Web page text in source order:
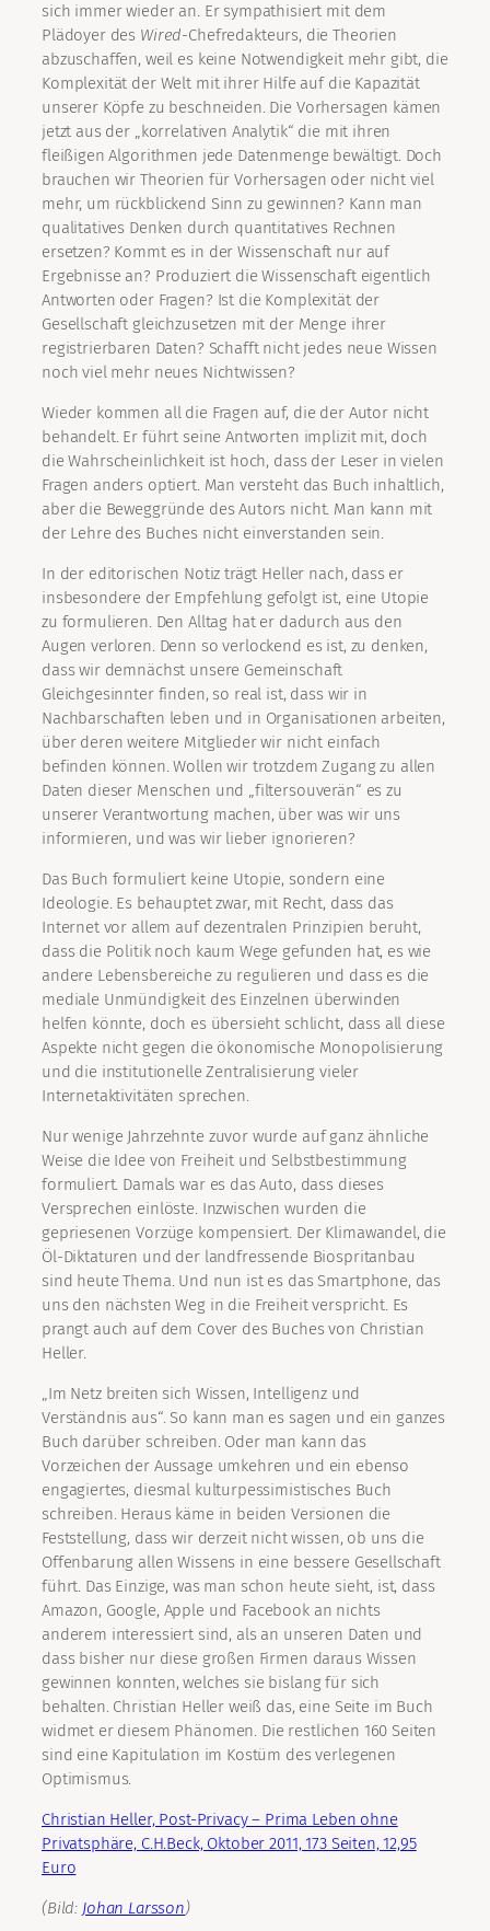
sich immer wieder an. Er sympathisiert mit dem
Plädoyer des Wired-Chefredakteurs, die Theorien
abzuschaffen, weil es keine Notwendigkeit mehr gibt, die
Komplexität der Welt mit ihrer Hilfe auf die Kapazität
unserer Köpfe zu beschneiden. Die Vorhersagen kämen
jetzt aus der „korrelativen Analytik“ die mit ihren
fleißigen Algorithmen jede Datenmenge bewältigt. Doch
brauchen wir Theorien für Vorhersagen oder nicht viel
mehr, um rückblickend Sinn zu gewinnen? Kann man
qualitatives Denken durch quantitatives Rechnen
ersetzen? Kommt es in der Wissenschaft nur auf
Ergebnisse an? Produziert die Wissenschaft eigentlich
Antworten oder Fragen? Ist die Komplexität der
Gesellschaft gleichzusetzen mit der Menge ihrer
registrierbaren Daten? Schafft nicht jedes neue Wissen
noch viel mehr neues Nichtwissen?
Wieder kommen all die Fragen auf, die der Autor nicht
behandelt. Er führt seine Antworten implizit mit, doch
die Wahrscheinlichkeit ist hoch, dass der Leser in vielen
Fragen anders optiert. Man versteht das Buch inhaltlich,
aber die Beweggründe des Autors nicht. Man kann mit
der Lehre des Buches nicht einverstanden sein.
In der editorischen Notiz trägt Heller nach, dass er
insbesondere der Empfehlung gefolgt ist, eine Utopie
zu formulieren. Den Alltag hat er dadurch aus den
Augen verloren. Denn so verlockend es ist, zu denken,
dass wir demnächst unsere Gemeinschaft
Gleichgesinnter finden, so real ist, dass wir in
Nachbarschaften leben und in Organisationen arbeiten,
über deren weitere Mitglieder wir nicht einfach
befinden können. Wollen wir trotzdem Zugang zu allen
Daten dieser Menschen und „filtersouverän“ es zu
unserer Verantwortung machen, über was wir uns
informieren, und was wir lieber ignorieren?
Das Buch formuliert keine Utopie, sondern eine
Ideologie. Es behauptet zwar, mit Recht, dass das
Internet vor allem auf dezentralen Prinzipien beruht,
dass die Politik noch kaum Wege gefunden hat, es wie
andere Lebensbereiche zu regulieren und dass es die
mediale Unmündigkeit des Einzelnen überwinden
helfen könnte, doch es übersieht schlicht, dass all diese
Aspekte nicht gegen die ökonomische Monopolisierung
und die institutionelle Zentralisierung vieler
Internetaktivitäten sprechen.
Nur wenige Jahrzehnte zuvor wurde auf ganz ähnliche
Weise die Idee von Freiheit und Selbstbestimmung
formuliert. Damals war es das Auto, dass dieses
Versprechen einlöste. Inzwischen wurden die
gepriesenen Vorzüge kompensiert. Der Klimawandel, die
Öl-Diktaturen und der landfressende Biospritanbau
sind heute Thema. Und nun ist es das Smartphone, das
uns den nächsten Weg in die Freiheit verspricht. Es
prangt auch auf dem Cover des Buches von Christian
Heller.
„Im Netz breiten sich Wissen, Intelligenz und
Verständnis aus“. So kann man es sagen und ein ganzes
Buch darüber schreiben. Oder man kann das
Vorzeichen der Aussage umkehren und ein ebenso
engagiertes, diesmal kulturpessimistisches Buch
schreiben. Heraus käme in beiden Versionen die
Feststellung, dass wir derzeit nicht wissen, ob uns die
Offenbarung allen Wissens in eine bessere Gesellschaft
führt. Das Einzige, was man schon heute sieht, ist, dass
Amazon, Google, Apple und Facebook an nichts
anderem interessiert sind, als an unseren Daten und
dass bisher nur diese großen Firmen daraus Wissen
gewinnen konnten, welches sie bislang für sich
behalten. Christian Heller weiß das, eine Seite im Buch
widmet er diesem Phänomen. Die restlichen 160 Seiten
sind eine Kapitulation im Kostüm des verlegenen
Optimismus.
Christian Heller, Post-Privacy – Prima Leben ohne
Privatsphäre, C.H.Beck, Oktober 2011, 173 Seiten, 12,95
Euro
(Bild: Johan Larsson)